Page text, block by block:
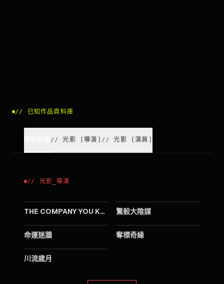
// 已知作品資料庫
//光影 [導演 ] //光影 [演員 ]
// 光影 _導演
THE COMPANY YOU KEEP 驚殺大陰謀
2007
命運迷牆 奪標奇緣
川流歲月